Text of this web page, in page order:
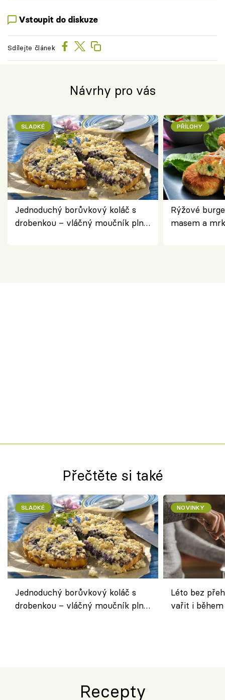
Vstoupit do diskuze
Sdílejte článek
Návrhy pro vás
SLADKÉ
Jednoduchý borůvkový koláč s
drobenkou – vláčný moučník plný
PŘÍLOHY
Rýžové
masem a
Přečtěte si také
SLADKÉ
Jednoduchý borůvkový koláč s
drobenkou – vláčný moučník plný
NOVINKY
Léto bez
vařit i
Recepty